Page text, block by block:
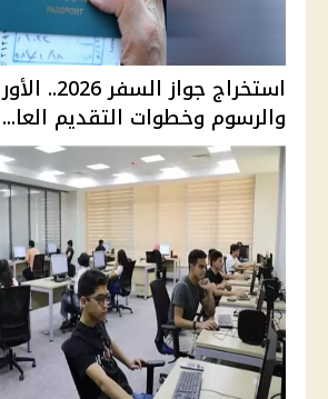
استخراج
والرسوم وخطوات التقديم العا...